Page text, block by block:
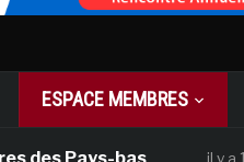
ESPACE MEMBRES
il y a 1 mois